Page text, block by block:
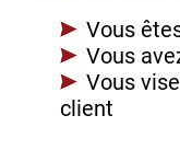
Vous
Vous
Vous
client